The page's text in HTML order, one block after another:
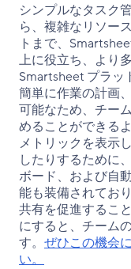
シンプルなタスク
ら、複雑なリソー
トまで、
上に役立ち、より
Smartsheet プラッ
簡単に作業の計画
可能なため、チー
めることができる
メトリックを表示
したりするために
ボード、および自
能も装備されてお
共有を促進するこ
にすると、チーム
す。 ぜひこの機会
い。